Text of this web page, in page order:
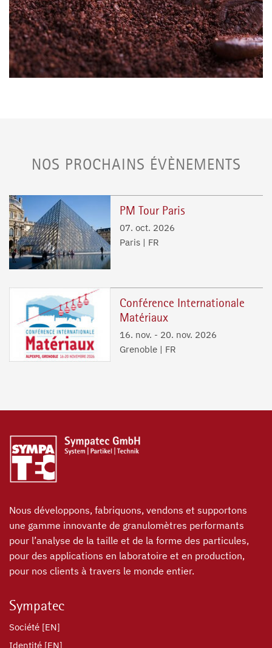
NOS PROCHAINS ÉVÈNEMENTS
PM Tour Paris
07. oct. 2026
Paris | FR
Conférence Internationale
Matériaux
16. nov. - 20. nov. 2026
Grenoble | FR
Nous développons, fabriquons, vendons et supportons
une gamme innovante de granulomètres performants
pour l’analyse de la taille et de la forme des particules,
pour des applications en laboratoire et en production,
pour nos clients à travers le monde entier.
Sympatec
Société [EN]
Identité [EN]